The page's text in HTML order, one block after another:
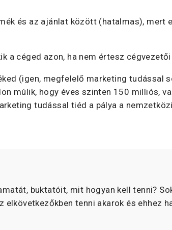
és az ajánlat között (hatalmas), mert
a céged azon, ha nem értesz
(igen, megfelelő marketing tudással
múlik, hogy éves szinten 150 milliós,
tudással tiéd a pálya a
buktatóit, mit hogyan kell tenni?
tenni akarok és ehhez